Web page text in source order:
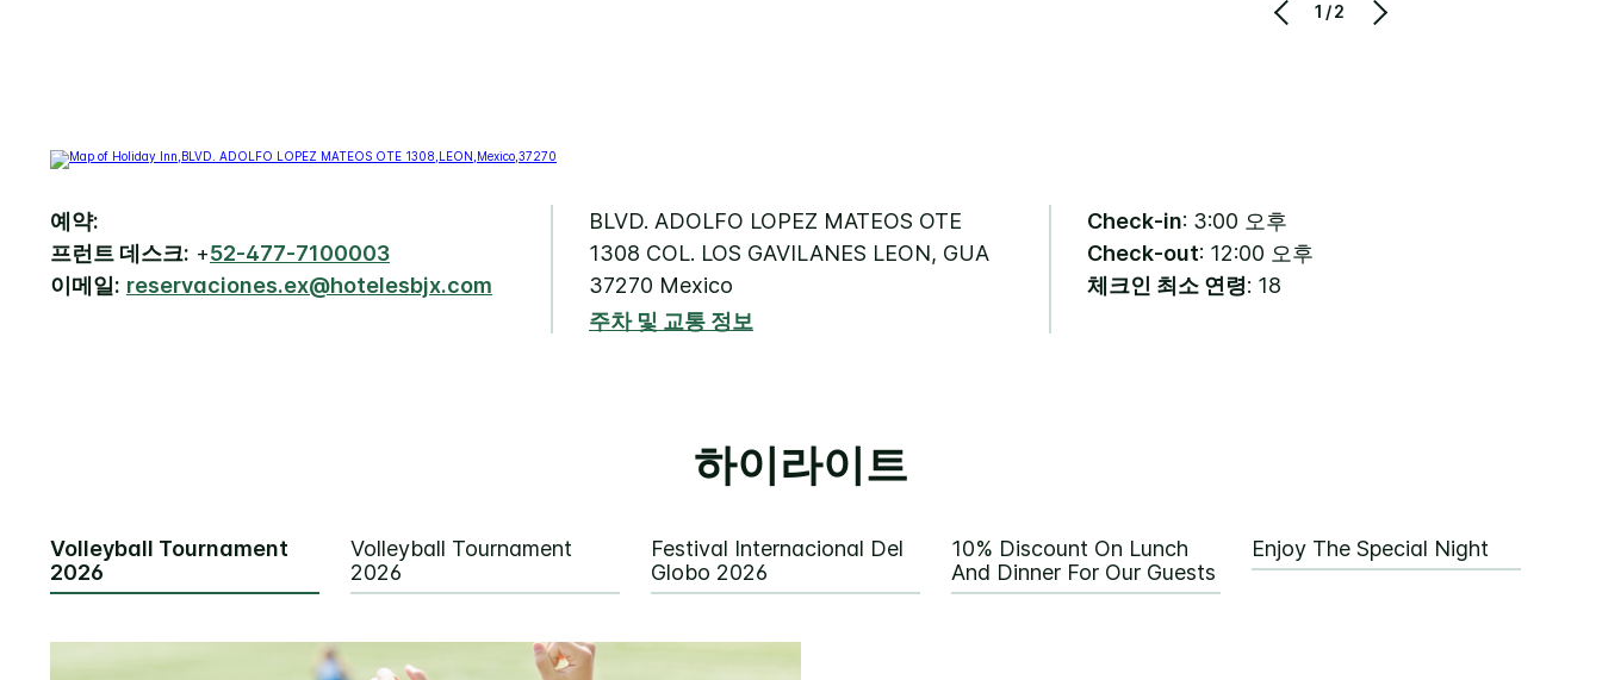
1/2
예약:
프런트 데스크: +52-477-7100003
이메일: reservaciones.ex@hotelesbjx.com
BLVD. ADOLFO LOPEZ MATEOS OTE
1308 COL. LOS GAVILANES LEON, GUA
37270 Mexico
주차 및 교통 정보
Check-in: 3:00 오후
Check-out: 12:00 오후
체크인 최소 연령: 18
하이라이트
Volleyball Tournament
2026
Volleyball Tournament
2026
Festival Internacional Del
Globo 2026
10% Discount On Lunch
And Dinner For Our Guests
Enjoy The Special Night